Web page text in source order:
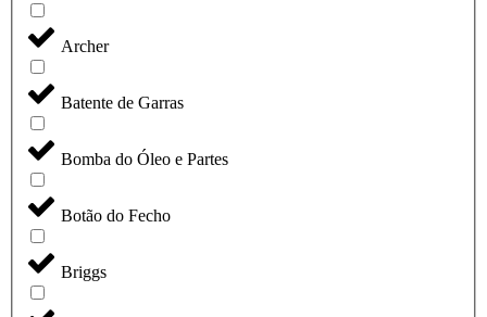
Archer
Batente de Garras
Bomba do Óleo e Partes
Botão do Fecho
Briggs